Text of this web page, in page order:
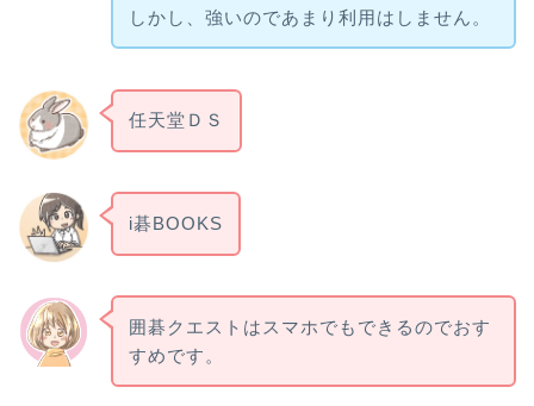
しかし、強いのであまり利用はしません。
任天堂ＤＳ
i碁BOOKS
囲碁クエストはスマホでもできるのでおす
すめです。